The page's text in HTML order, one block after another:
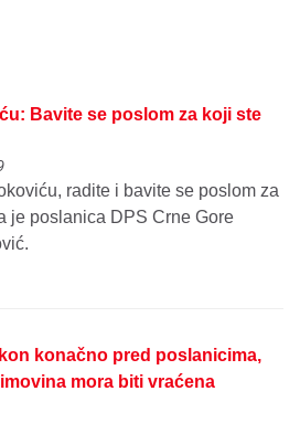
Bavite se poslom za koji ste
radite i bavite se poslom za
je poslanica DPS Crne Gore
konačno pred poslanicima,
mora biti vraćena